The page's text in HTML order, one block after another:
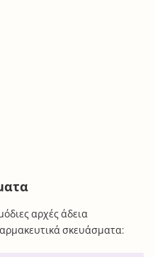
αρχές άδεια
σκευάσματα: